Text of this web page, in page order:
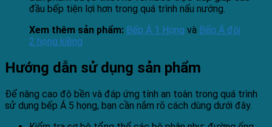
đầu bếp tiện lợi hơn trong quá trình nấu nướng.
Xem thêm sản phẩm: Bếp Á 1 Họng và Bếp Á đôi
2 họng kiềng
Hướng dẫn sử dụng sản phẩm
Để nâng cao độ bền và đáp ứng tính an toàn trong quá trình
sử dụng bếp Á 5 họng, bạn cần nắm rõ cách dùng dưới đây.